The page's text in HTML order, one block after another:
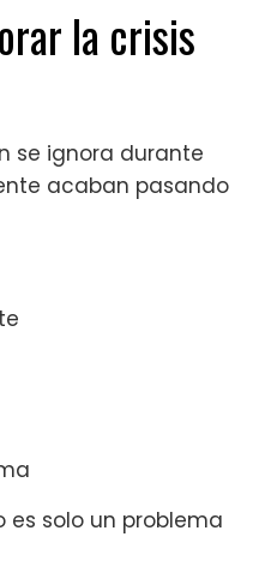
la crisis
se ignora durante
acaban pasando
es solo un problema